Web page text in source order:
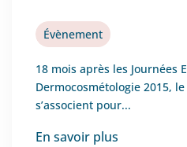
Évènement
18 mois après les Journées
Dermocosmétologie 2015,
s’associent pour...
En savoir plus